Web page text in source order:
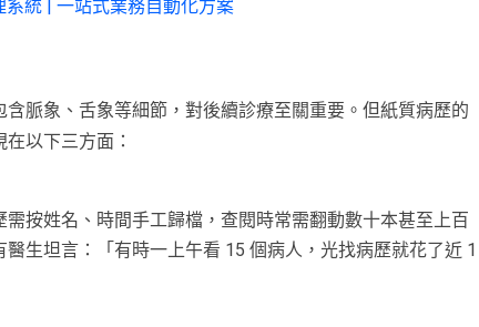
統 | 一站式業務自動化方案
脈象、舌象等細節，對後續診療至關重要。但紙質病歷的
以下三方面：
按姓名、時間手工歸檔，查閱時常需翻動數十本甚至上百
生坦言：「有時一上午看 15 個病人，光找病歷就花了近 1